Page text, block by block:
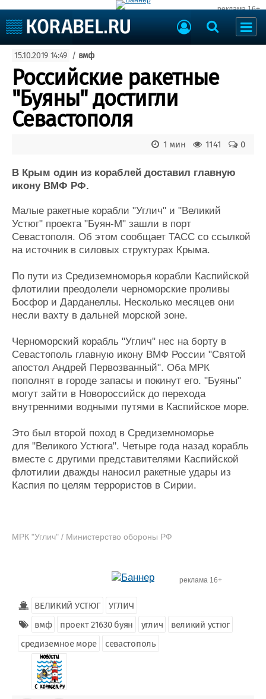
реклама 16+
Судоходство
Судоремонт
События
Пресс-релизы
Порты
Рыболовство
ВМФ
Судостроение
Пульс
Новости
Компании
Репутация
Работа
Журнал
Реклама
Торговая площадка
Продажа флота
Оборудование
Изделия
Материалы
Выставки и семинары
Личности
Словарь
Галерея флота
Форум
Отзывы
Все службы
15.10.2019 14:49 / вмф
Российские ракетные
"Буяны" достигли
Севастополя
0
1141
1 мин
В Крым один из кораблей доставил главную
икону ВМФ РФ.
Малые ракетные корабли "Углич" и "Великий
Устюг" проекта "Буян-М" зашли в порт
Севастополя. Об этом сообщает ТАСС со ссылкой
на источник в силовых структурах Крыма.
По пути из Средиземноморья корабли Каспийской
флотилии преодолели черноморские проливы
Босфор и Дарданеллы. Несколько месяцев они
несли вахту в дальней морской зоне.
Черноморский корабль "Углич" нес на борту в
Севастополь главную икону ВМФ России "Святой
апостол Андрей Первозванный". Оба МРК
пополнят в городе запасы и покинут его. "Буяны"
могут зайти в Новороссийск до перехода
внутренними водными путями в Каспийское море.
Это был второй поход в Средиземноморье
для "Великого Устюга". Четыре года назад корабль
вместе с другими представителями Каспийской
флотилии дважды наносил ракетные удары из
Каспия по целям террористов в Сирии.
МРК "Углич" / Министерство обороны РФ
реклама 16+
ВЕЛИКИЙ УСТЮГ
УГЛИЧ
вмф
проект 21630 буян углич
великий устюг
средиземное море
севастополь